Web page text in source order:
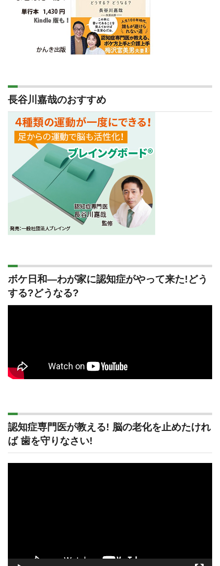
長谷川嘉哉のおすすめ
ボケ日和―わが家に認知症がやって来た!どう
する?どうなる?
認知症専門医が教える! 脳の老化を止めたけれ
ば 歯を守りなさい!